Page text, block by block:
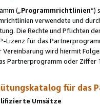
(„Programmrichtlinien“)
verwendete und
Die Rechte und Pflichten
Lizenz für das
Vereinbarung wird hiermit
Partnerprogramm oder
für das
Umsätze